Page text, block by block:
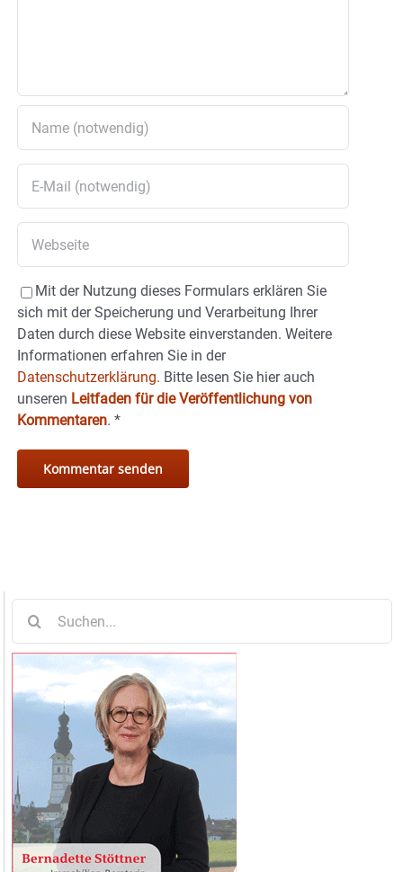
Mit der Nutzung dieses Formulars erklären Sie
sich mit der Speicherung und Verarbeitung Ihrer
Daten durch diese Website einverstanden. Weitere
Informationen erfahren Sie in der
Datenschutzerklärung. Bitte lesen Sie hier auch
unseren Leitfaden für die Veröffentlichung von
Kommentaren. *
nach: